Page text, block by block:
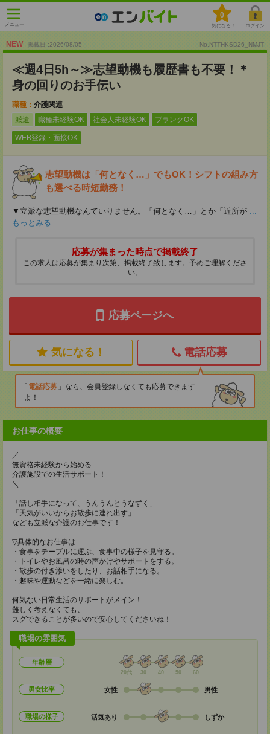
メニュー
0
気になる！ ログイン
NEW 掲載日 :2026/08/05 No.NTTHKSD26_NMJT
≪週4日5h～≫志望動機も履歴書も不要！＊
身の回りのお手伝い
職種： 介護関連
派遣
職種未経験OK 社会人未経験OK ブランクOK
WEB登録・面接OK
志望動機は「何となく…」でもOK！シフトの組み方
も選べる時短勤務！
▼立派な志望動機なんていりません。「何となく…」とか「近所が ...
もっとみる
応募が集まった時点で掲載終了
この求人は応募が集まり次第、掲載終了致します。予めご理解くださ
い。
応募ページへ
気になる！ 電話応募
電話応募
なら、会員登録しなくても応募できます
よ！
お仕事の概要
／
無資格未経験から始める
介護施設での生活サポート！
＼
「話し相手になって、うんうんとうなずく」
「天気がいいからお散歩に連れ出す」
なども立派な介護のお仕事です！
▽具体的なお仕事は…
・食事をテーブルに運ぶ、食事中の様子を見守る。
・トイレやお風呂の時の声かけやサポートをする。
・散歩の付き添いをしたり、お話相手になる。
・趣味や運動などを一緒に楽しむ。
何気ない日常生活のサポートがメイン！
難しく考えなくても、
スグできることが多いので安心してくださいね！
職場の雰囲気
年齢層
20代 30 40 50 60
男女比率 女性 男性
職場の様子 活気あり しずか